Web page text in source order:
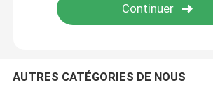
Softgels masticable
AUTRES CATÉGORIES DE NOUS